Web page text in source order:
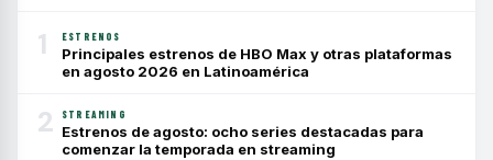
1 ESTRENOS
Principales estrenos de HBO Max y otras plataformas
en agosto 2026 en Latinoamérica
2 STREAMING
Estrenos de agosto: ocho series destacadas para
comenzar la temporada en streaming